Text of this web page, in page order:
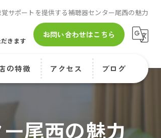
サポートを提供する補聴器センター尾西の魅力
きます
お問い合わせはこちら
の特徴
店
し
アクセス
マンガで紹介 2話
ブログ
尾西の魅力